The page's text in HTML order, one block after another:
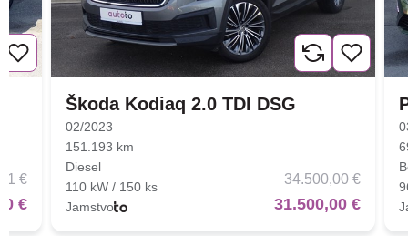
€
€
Škoda Kodiaq 2.0 TDI DSG
02/2023
151.193 km
Diesel
110 kW / 150 ks
Jamstvo
34.500,00 €
31.500,00 €